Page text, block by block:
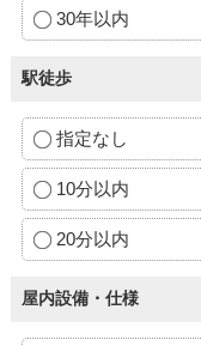
30年以内
駅徒歩
指定なし
10分以内
20分以内
屋内設備・仕様